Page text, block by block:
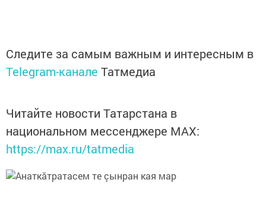
Следите за самым важным и интересным в
Telegram-канале Татмедиа
Читайте новости Татарстана в
национальном мессенджере MАХ:
https://max.ru/tatmedia